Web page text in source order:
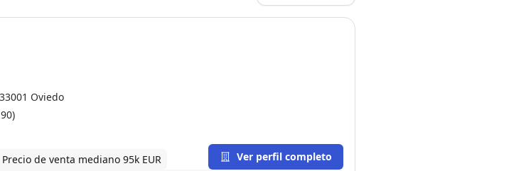
Oviedo
Precio de venta mediano 95k EUR Ver perfil completo